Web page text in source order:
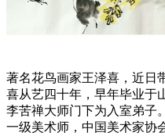
著名花鸟画家王泽喜，近日
喜从艺四十年，早年毕业于
李苦禅大师门下为入室弟子
一级美术师，中国美术家协